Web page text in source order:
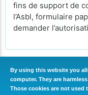
fins de support de
l’Asbl, formulaire
demander
By using this website you
computer. They are
Those cookies are not used